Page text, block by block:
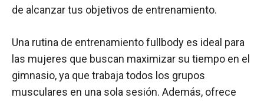
de alcanzar tus objetivos de entrenamiento.
Una rutina de entrenamiento fullbody es ideal para
las mujeres que buscan maximizar su tiempo en el
gimnasio, ya que trabaja todos los grupos
musculares en una sola sesión. Además, ofrece